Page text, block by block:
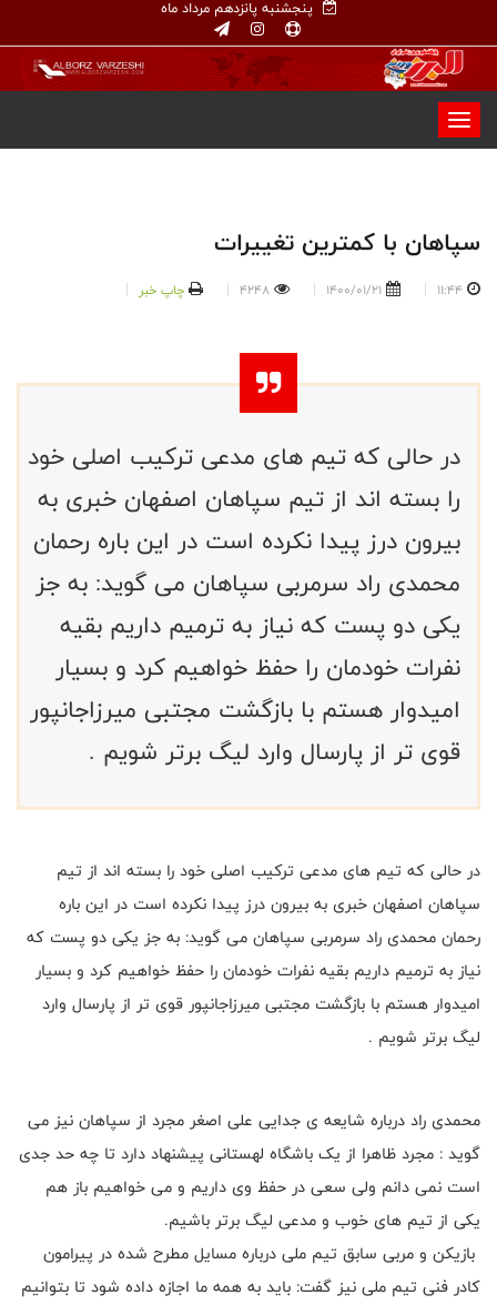
پنجشنبه پانزدهم مرداد ماه
سپاهان با کمترین تغییرات
11:44
1400/01/21
4248 چاپ خبر
در حالی که تیم های مدعی ترکیب اصلی خود
را بسته اند از تیم سپاهان اصفهان خبری به
بیرون درز پیدا نکرده است در این باره رحمان
محمدی راد سرمربی سپاهان می گوید: به جز
یکی دو پست که نیاز به ترمیم داریم بقیه
نفرات خودمان را حفظ خواهیم کرد و بسیار
امیدوار هستم با بازگشت مجتبی میرزاجانپور
قوی تر از پارسال وارد لیگ برتر شویم .
در حالی که تیم های مدعی ترکیب اصلی خود را بسته اند از تیم
سپاهان اصفهان خبری به بیرون درز پیدا نکرده است در این باره
رحمان محمدی راد سرمربی سپاهان می گوید: به جز یکی دو پست که
نیاز به ترمیم داریم بقیه نفرات خودمان را حفظ خواهیم کرد و بسیار
امیدوار هستم با بازگشت مجتبی میرزاجانپور قوی تر از پارسال وارد
لیگ برتر شویم .
محمدی راد درباره شایعه ی جدایی علی اصغر مجرد از سپاهان نیز می
گوید : مجرد ظاهرا از یک باشگاه لهستانی پیشنهاد دارد تا چه حد جدی
است نمی دانم ولی سعی در حفظ وی داریم و می خواهیم باز هم
یکی از تیم های خوب و مدعی لیگ برتر باشیم.
بازیکن و مربی سابق تیم ملی درباره مسایل مطرح شده در پیرامون
کادر فنی تیم ملی نیز گفت: باید به همه ما اجازه داده شود تا بتوانیم